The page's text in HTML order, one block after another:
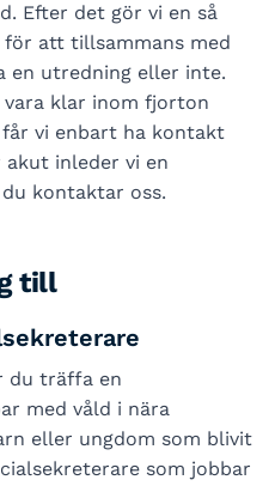
Efter det gör vi en så
för att tillsammans med
en utredning eller inte.
vara klar inom fjorton
vi enbart ha kontakt
akut inleder vi en
kontaktar oss.
till
du träffa en
med våld i nära
eller ungdom som blivit
som jobbar